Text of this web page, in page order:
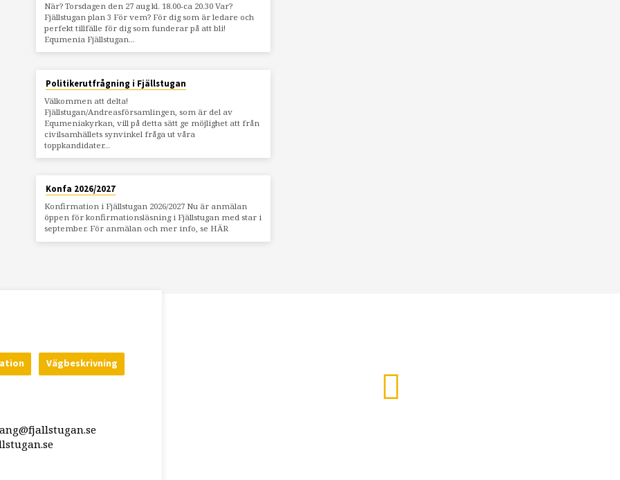
När? Torsdagen den 27 aug kl. 18.00-ca 20.30 Var?
Fjällstugan plan 3 För vem? För dig som är ledare och
perfekt tillfälle för dig som funderar på att bli!
Equmenia Fjällstugan…
Politikerutfrågning i Fjällstugan
Välkommen att delta!
Fjällstugan/Andreasförsamlingen, som är del av
Equmeniakyrkan, vill på detta sätt ge möjlighet att från
civilsamhällets synvinkel fråga ut våra
toppkandidater…
Konfa 2026/2027
Konfirmation i Fjällstugan 2026/2027 Nu är anmälan
öppen för konfirmationsläsning i Fjällstugan med star i
september. För anmälan och mer info, se HÄR
Vägbeskrivning